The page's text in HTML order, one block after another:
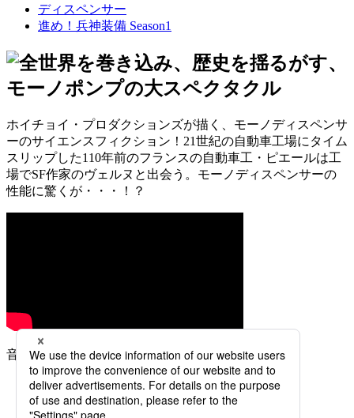
ディスペンサー
進め！兵神装備 Season1
ホイチョイ・プロダクションズが描く、モーノディスペンサ
ーのサイエンスフィクション！21世紀の自動車工場にタイム
スリップした110年前のフランスの自動車工・ピエールは工
場でSF作家のヴェルヌと出会う。モーノディスペンサーの
性能に驚くが・・・！？
音声ありでお楽しみください！